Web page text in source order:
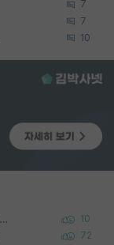
7
7
10
Korea University 수학, 컴퓨터과학 이학사, UC Berkeley 산업공학 대학원 공학박사가 되는 것은 쉽지 않겠죠? 10
72